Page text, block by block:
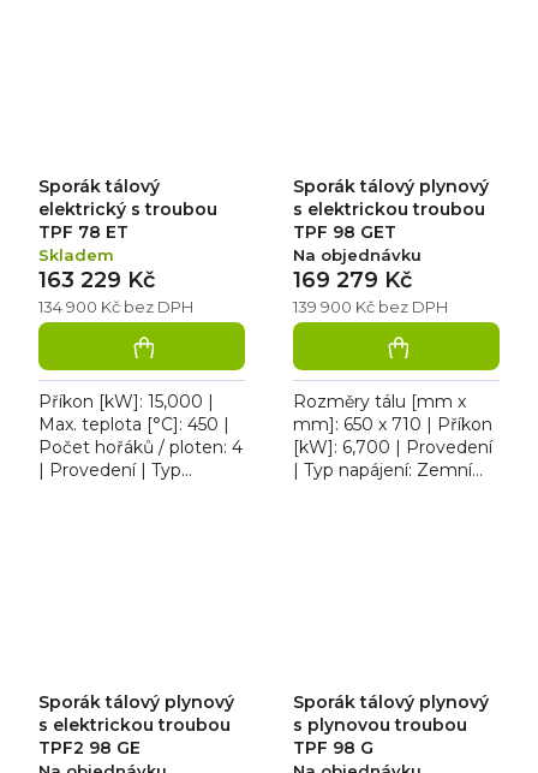
Sporák tálový
elektrický s troubou
TPF 78 ET
Skladem
134 900 Kč bez DPH
163 229 Kč
Příkon [kW]: 15,000 |
Max. teplota [°C]: 450 |
Počet hořáků / ploten: 4
| Provedení | Typ
Sporák tálový plynový
s elektrickou troubou
TPF 98 GET
Na objednávku
139 900 Kč bez DPH
169 279 Kč
Rozměry tálu [mm x
mm]: 650 x 710 | Příkon
[kW]: 6,700 | Provedení
| Typ napájení: Zemní
Sporák tálový plynový
s elektrickou troubou
TPF2 98 GE
Sporák tálový plynový
s plynovou troubou
TPF 98 G